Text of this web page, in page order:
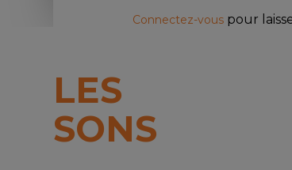
Connectez-vous pour
LES
SONS